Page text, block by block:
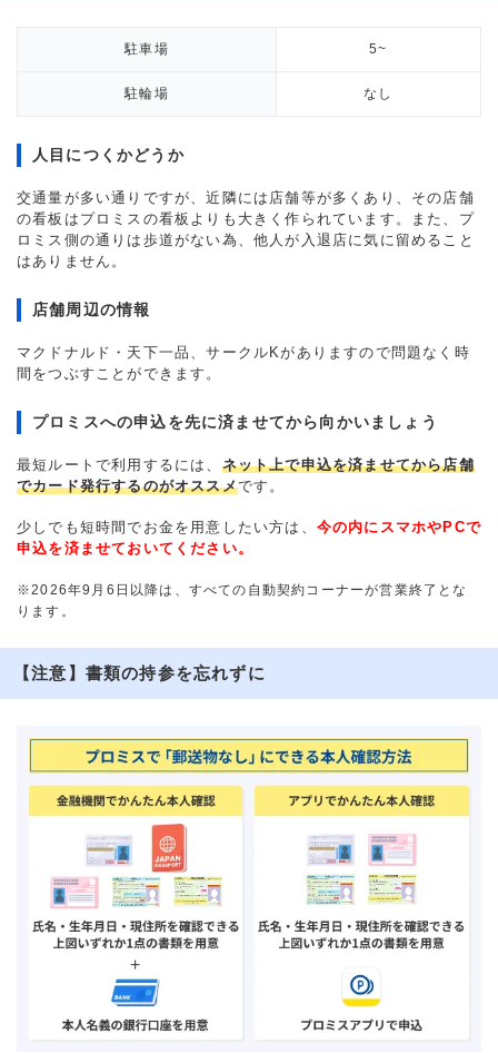
駐車場 5~
駐輪場 なし
人目につくかどうか
交通量が多い通りですが、近隣には店舗等が多くあり、その店舗
の看板はプロミスの看板よりも大きく作られています。また、プ
ロミス側の通りは歩道がない為、他人が入退店に気に留めること
はありません。
店舗周辺の情報
マクドナルド・天下一品、サークルKがありますので問題なく時
間をつぶすことができます。
プロミスへの申込を先に済ませてから向かいましょう
最短ルートで利用するには、 ネット上で申込を済ませてから店舗
でカード発行するのがオススメです。
少しでも短時間でお金を用意したい方は、 今の内にスマホやPCで
申込を済ませておいてください。
※2026年9月6日以降は、すべての自動契約コーナーが営業終了とな
ります。
【注意】書類の持参を忘れずに